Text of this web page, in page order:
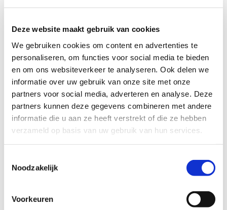
Deze website maakt gebruik van cookies
We gebruiken cookies om content en advertenties te
personaliseren, om functies voor social media te bieden
en om ons websiteverkeer te analyseren. Ook delen we
informatie over uw gebruik van onze site met onze
partners voor social media, adverteren en analyse. Deze
partners kunnen deze gegevens combineren met andere
informatie die u aan ze heeft verstrekt of die ze hebben
verzameld op basis van uw gebruik van hun services.
Noodzakelijk
Voorkeuren
Naar
contactformulier
 Gespecialiseerd in strafzaken
De advocaten aangesloten bij ons
advocatennetwerk zijn gespecialiseerd in het

bereikbaar voor een gratis intake gesprek.
